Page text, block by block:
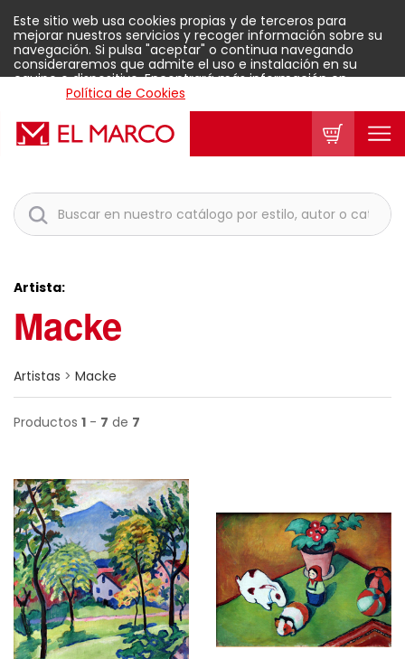
Este sitio web usa cookies propias y de terceros para
mejorar nuestros servicios y recoger información sobre su
navegación. Si pulsa "aceptar" o continua navegando
consideraremos que admite el uso e instalación en su
equipo o dispositivo. Encontrará más información en
Política de Cookies
Aceptar
Artista:
Macke
Artistas > Macke
Productos 1 - 7 de 7